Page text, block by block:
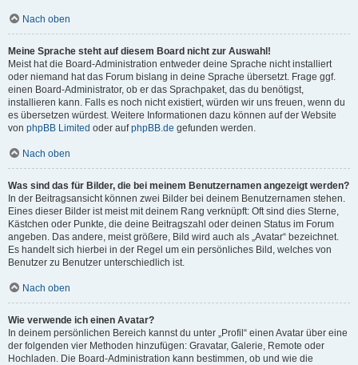
Nach oben
Meine Sprache steht auf diesem Board nicht zur Auswahl!
Meist hat die Board-Administration entweder deine Sprache nicht installiert
oder niemand hat das Forum bislang in deine Sprache übersetzt. Frage ggf.
einen Board-Administrator, ob er das Sprachpaket, das du benötigst,
installieren kann. Falls es noch nicht existiert, würden wir uns freuen, wenn du
es übersetzen würdest. Weitere Informationen dazu können auf der Website
von phpBB Limited oder aufphpBB.de gefunden werden.
Nach oben
Was sind das für Bilder, die bei meinem Benutzernamen angezeigt werden?
In der Beitragsansicht können zwei Bilder bei deinem Benutzernamen stehen.
Eines dieser Bilder ist meist mit deinem Rang verknüpft: Oft sind dies Sterne,
Kästchen oder Punkte, die deine Beitragszahl oder deinen Status im Forum
angeben. Das andere, meist größere, Bild wird auch als „Avatar“ bezeichnet.
Es handelt sich hierbei in der Regel um ein persönliches Bild, welches von
Benutzer zu Benutzer unterschiedlich ist.
Nach oben
Wie verwende ich einen Avatar?
In deinem persönlichen Bereich kannst du unter „Profil“ einen Avatar über eine
der folgenden vier Methoden hinzufügen: Gravatar, Galerie, Remote oder
Hochladen. Die Board-Administration kann bestimmen, ob und wie die